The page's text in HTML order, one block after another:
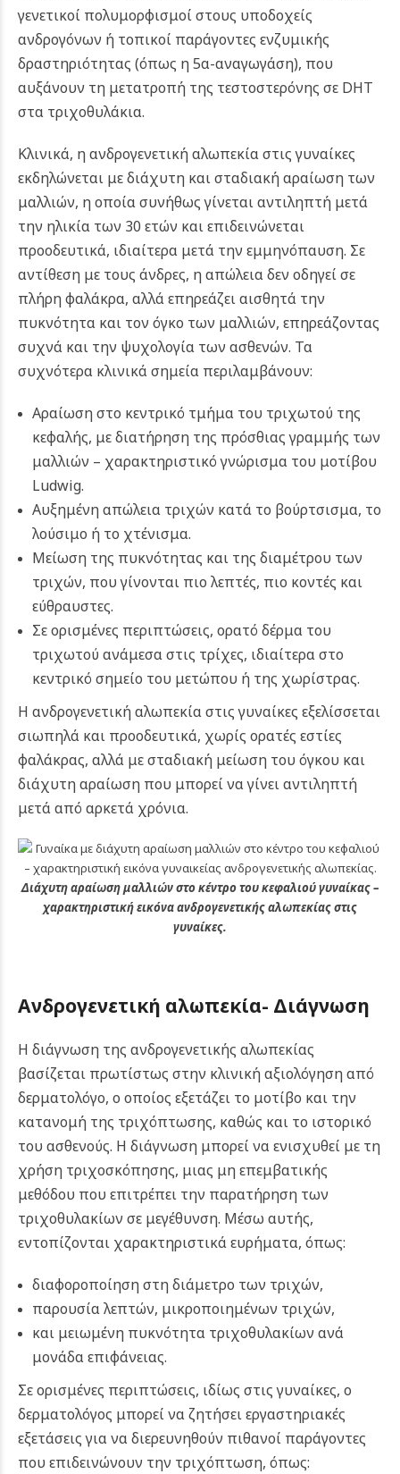
γενετικοί πολυμορφισμοί στους υποδοχείς
ανδρογόνων ή τοπικοί παράγοντες ενζυμικής
δραστηριότητας (όπως η 5α-αναγωγάση), που
αυξάνουν τη μετατροπή της τεστοστερόνης σε DHT
στα τριχοθυλάκια.
Κλινικά, η ανδρογενετική αλωπεκία στις γυναίκες
εκδηλώνεται με διάχυτη και σταδιακή αραίωση των
μαλλιών, η οποία συνήθως γίνεται αντιληπτή μετά
την ηλικία των 30 ετών και επιδεινώνεται
προοδευτικά, ιδιαίτερα μετά την εμμηνόπαυση. Σε
αντίθεση με τους άνδρες, η απώλεια δεν οδηγεί σε
πλήρη φαλάκρα, αλλά επηρεάζει αισθητά την
πυκνότητα και τον όγκο των μαλλιών, επηρεάζοντας
συχνά και την ψυχολογία των ασθενών. Τα
συχνότερα κλινικά σημεία περιλαμβάνουν:
Αραίωση στο κεντρικό τμήμα του τριχωτού της
κεφαλής, με διατήρηση της πρόσθιας γραμμής των
μαλλιών – χαρακτηριστικό γνώρισμα του μοτίβου
Ludwig.
Αυξημένη απώλεια τριχών κατά το βούρτσισμα, το
λούσιμο ή το χτένισμα.
Μείωση της πυκνότητας και της διαμέτρου των
τριχών, που γίνονται πιο λεπτές, πιο κοντές και
εύθραυστες.
Σε ορισμένες περιπτώσεις, ορατό δέρμα του
τριχωτού ανάμεσα στις τρίχες, ιδιαίτερα στο
κεντρικό σημείο του μετώπου ή της χωρίστρας.
Η ανδρογενετική αλωπεκία στις γυναίκες εξελίσσεται
σιωπηλά και προοδευτικά, χωρίς ορατές εστίες
φαλάκρας, αλλά με σταδιακή μείωση του όγκου και
διάχυτη αραίωση που μπορεί να γίνει αντιληπτή
μετά από αρκετά χρόνια.
Διάχυτη αραίωση μαλλιών στο κέντρο του κεφαλιού γυναίκας –
χαρακτηριστική εικόνα ανδρογενετικής αλωπεκίας στις
γυναίκες.
Ανδρογενετική αλωπεκία- Διάγνωση
Η διάγνωση της ανδρογενετικής αλωπεκίας
βασίζεται πρωτίστως στην κλινική αξιολόγηση από
δερματολόγο, ο οποίος εξετάζει το μοτίβο και την
κατανομή της τριχόπτωσης, καθώς και το ιστορικό
του ασθενούς. Η διάγνωση μπορεί να ενισχυθεί με τη
χρήση τριχοσκόπησης, μιας μη επεμβατικής
μεθόδου που επιτρέπει την παρατήρηση των
τριχοθυλακίων σε μεγέθυνση. Μέσω αυτής,
εντοπίζονται χαρακτηριστικά ευρήματα, όπως:
διαφοροποίηση στη διάμετρο των τριχών,
παρουσία λεπτών, μικροποιημένων τριχών,
και μειωμένη πυκνότητα τριχοθυλακίων ανά
μονάδα επιφάνειας.
Σε ορισμένες περιπτώσεις, ιδίως στις γυναίκες, ο
δερματολόγος μπορεί να ζητήσει εργαστηριακές
εξετάσεις για να διερευνηθούν πιθανοί παράγοντες
που επιδεινώνουν την τριχόπτωση, όπως: